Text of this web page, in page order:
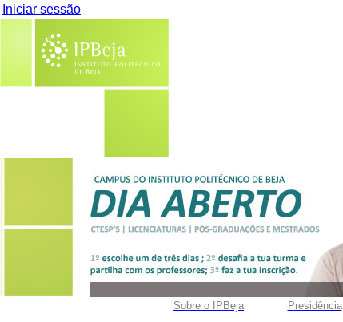
Iniciar sessão
Sobre o IPBeja Presidência